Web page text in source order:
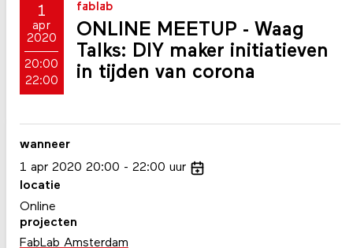
1
apr
2020
20:00
22:00
fablab
ONLINE MEETUP - Waag
Talks: DIY maker initiatieven
in tijden van corona
wanneer
1 apr 2020 20:00 22:00 uur
locatie
Online
projecten
FabLab Amsterdam